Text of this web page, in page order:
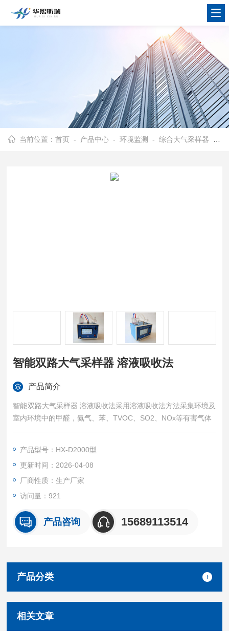
当前位置：首页 - 产品中心 -环境监测 -综合大气采样器
智能双路大气采样器 溶液吸收法
产品简介
智能双路大气采样器 溶液吸收法采用溶液吸收法方法采集环境及
室内环境中的甲醛，氨气、苯、TVOC、SO2、NOx等有害气体
产品型号：HX-D2000型
更新时间：2026-04-08
厂商性质：生产厂家
访问量：921
产品咨询 15689113514
产品分类
相关文章